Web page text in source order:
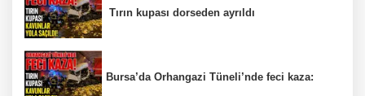
Tırın kupası dorseden ayrıldı
Bursa’da Orhangazi Tüneli’nde feci kaza: